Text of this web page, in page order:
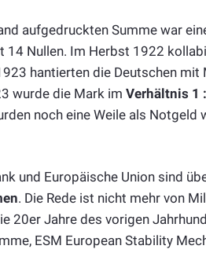
aufgedruckten Summe war
14 Nullen. Im Herbst 1922
hantierten die Deutschen mit
wurde die Mark im Verhältnis 1
noch eine Weile als Notgeld
und Europäische Union sind
. Die Rede ist nicht mehr von
20er Jahre des vorigen
ESM European Stability